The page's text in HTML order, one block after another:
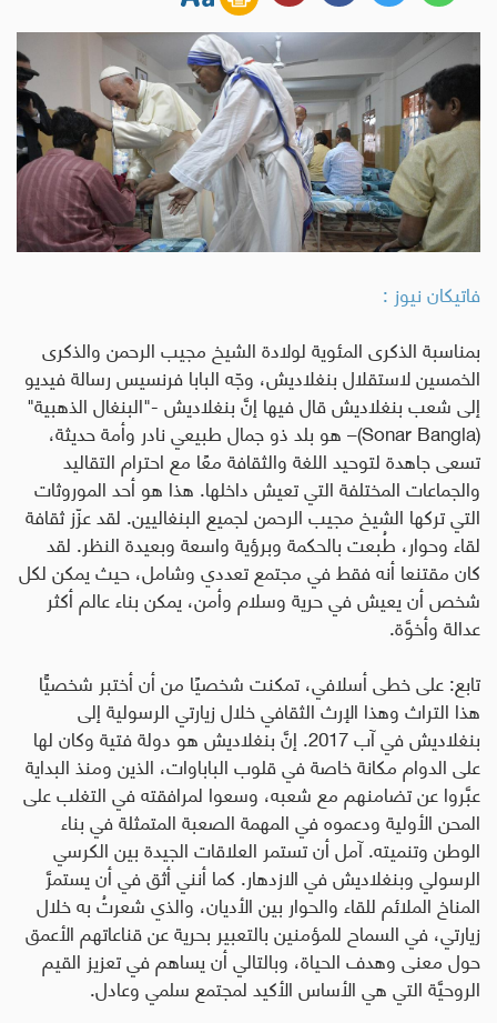
فاتيكان نيوز :
بمناسبة الذكرى المئوية لولادة الشيخ مجيب الرحمن والذكرى
الخمسين لاستقلال بنغلاديش، وجّه البابا فرنسيس رسالة فيديو
إلى شعب بنغلاديش قال فيها إنَّ بنغلاديش -"البنغال الذهبية"
(
Sonar Bangla)– هو بلد ذو جمال طبيعي نادر وأمة حديثة،
تسعى جاهدة لتوحيد اللغة والثقافة معًا مع احترام التقاليد
والجماعات المختلفة التي تعيش داخلها. هذا هو أحد الموروثات
التي تركها الشيخ مجيب الرحمن لجميع البنغاليين. لقد عزّز ثقافة
لقاء وحوار، طُبعت بالحكمة وبرؤية واسعة وبعيدة النظر. لقد
كان مقتنعا أنه فقط في مجتمع تعددي وشامل، حيث يمكن لكل
شخص أن يعيش في حرية وسلام وأمن، يمكن بناء عالم أكثر
عدالة وأخوَّة.
تابع: على خطى أسلافي، تمكنت شخصيًا من أن أختبر شخصيًّا
هذا التراث وهذا الإرث الثقافي خلال زيارتي الرسولية إلى
بنغلاديش في آب 2017. إنَّ بنغلاديش هو دولة فتية وكان لها
على الدوام مكانة خاصة في قلوب الباباوات، الذين ومنذ البداية
عبَّروا عن تضامنهم مع شعبه، وسعوا لمرافقته في التغلب على
المحن الأولية ودعموه في المهمة الصعبة المتمثلة في بناء
الوطن وتنميته. آمل أن تستمر العلاقات الجيدة بين الكرسي
الرسولي وبنغلاديش في الازدهار. كما أنني أثق في أن يستمرَّ
المناخ الملائم للقاء والحوار بين الأديان، والذي شعرتُ به خلال
زيارتي، في السماح للمؤمنين بالتعبير بحرية عن قناعاتهم الأعمق
حول معنى وهدف الحياة، وبالتالي أن يساهم في تعزيز القيم
الروحيَّة التي هي الأساس الأكيد لمجتمع سلمي وعادل.